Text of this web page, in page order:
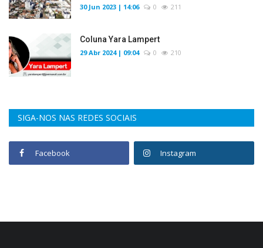
30 Jun 2023 | 14:06 0 211
Coluna Yara Lampert
29 Abr 2024 | 09:04 0 210
SIGA-NOS NAS REDES SOCIAIS
Facebook Instagram